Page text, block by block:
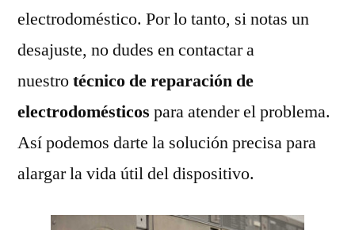
electrodoméstico. Por lo tanto, si notas un
desajuste, no dudes en contactar a
nuestrotécnico de reparación de
electrodomésticos para atender el problema.
Así podemos darte la solución precisa para
alargar la vida útil del dispositivo.